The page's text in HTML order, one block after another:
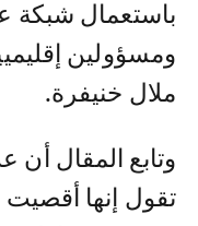
باستعمال شبكة
ومسؤولين
ملال خنيفرة.
وتابع المقال أن
تقول إنها أقصيت